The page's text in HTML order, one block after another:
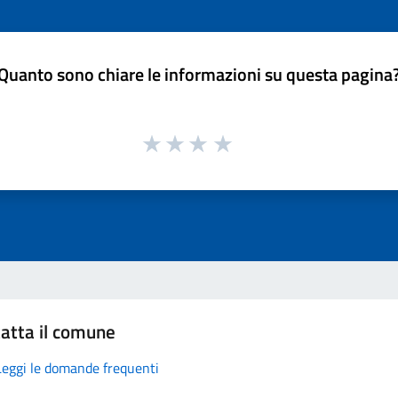
sono chiare le informazioni su questa
il comune
le domande frequenti